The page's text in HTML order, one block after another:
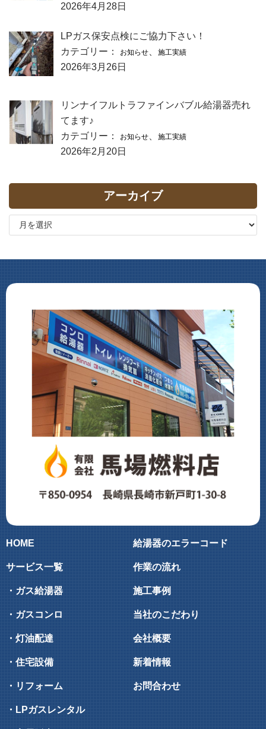
2026年4月28日
LPガス保安点検にご協力下さい！
カテゴリー：
お知らせ 施工実績
2026年3月26日
リンナイフルトラファインバブル給湯器売れ
てます♪
カテゴリー：
お知らせ 施工実績
2026年2月20日
アーカイブ
HOME
サービス一覧
・ガス給湯器
・ガスコンロ
・灯油配達
・住宅設備
・リフォーム
・LPガスレンタル
給湯器のエラーコード
作業の流れ
施工事例
当社のこだわり
会社概要
新着情報
お問合わせ